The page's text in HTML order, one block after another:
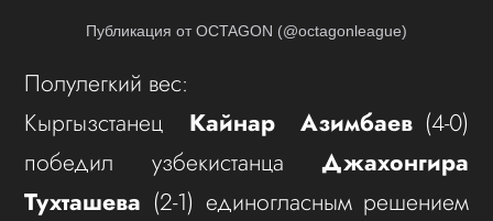
Публикация от OCTAGON (@octagonleague)
Полулегкий вес:
Кыргызстанец Кайнар Азимбаев (4-0)
победил узбекистанца Джахонгира
Тухташева (2-1) единогласным решением